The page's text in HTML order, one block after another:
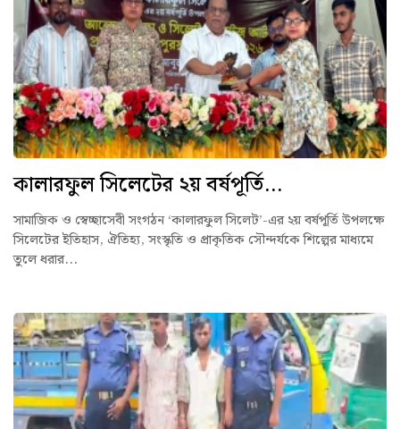
কালারফুল সিলেটের ২য় বর্ষপূর্তি...
সামাজিক ও স্বেচ্ছাসেবী সংগঠন ‘কালারফুল সিলেট’-এর ২য় বর্ষপূর্তি উপলক্ষে
সিলেটের ইতিহাস, ঐতিহ্য, সংস্কৃতি ও প্রাকৃতিক সৌন্দর্যকে শিল্পের মাধ্যমে
তুলে ধরার...